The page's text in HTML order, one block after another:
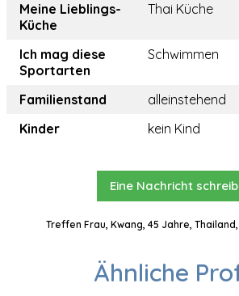
Meine Lieblings-
Küche
Thai Küche
Ich mag diese
Sportarten
Schwimmen
Familienstand
alleinstehend
Kinder
kein Kind
Eine Nachricht
Treffen Frau, Kwang, 45 Jahre, Thailand,
Ähnliche